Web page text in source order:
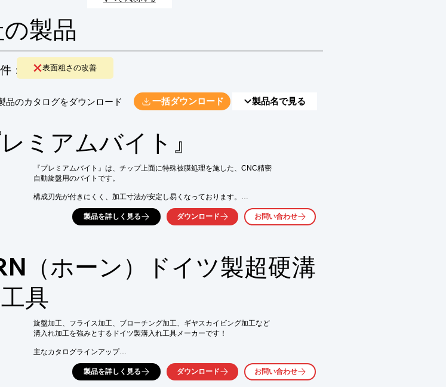
製品
： 表面粗さの改善
品のカタログをダウンロード 一括ダウンロード 製品名で見る
レミアムバイト』
『プレミアムバイト』は、チップ上面に特殊被膜処理を施した、CNC精密
自動旋盤用のバイトです。
構成刃先が付きにくく、加工寸法が安定し易くなっております。
また、従来のロー付けバイトに比べ、工具寿命が2～5倍延びて更に周速を
30％～40％アップでご使用頂けます。
【特長】
■チップ上面は特殊被膜処理
■従来のロー付けバイトに比べ
工具寿命が2～5倍延びて更に周速を30％～40％アップ
※詳しくはPDF資料をご覧いただくか、お気軽にお問い合わせ下さい。
製品を詳しく見る ダウンロード お問い合わせ
（ホーン）ドイツ製超硬溝
具
旋盤加工、フライス加工、ブローチング加工、ギヤスカイビング加工など
溝入れ加工を強みとするドイツ製溝入れ工具メーカーです！
主なカタログラインアップ
■小径溝入れ加工用工具　スーパーミニ／ミニ（内径・小径用）
・ボーリング加工：下穴径 φ 0.2 mm～に対応
・溝入れ加工：下穴径 φ 2.0 mm～に対応
製品を詳しく見る ダウンロード お問い合わせ